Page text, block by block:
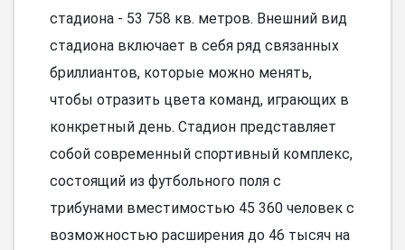
стадиона - 53 758 кв. метров. Внешний вид
стадиона включает в себя ряд связанных
бриллиантов, которые можно менять,
чтобы отразить цвета команд, играющих в
конкретный день. Стадион представляет
собой современный спортивный комплекс,
состоящий из футбольного поля с
трибунами вместимостью 45 360 человек с
возможностью расширения до 46 тысяч на